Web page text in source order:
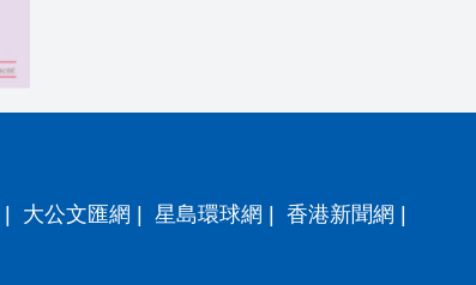
| 大公文匯網 | 星島環球網 | 香港新聞網 |